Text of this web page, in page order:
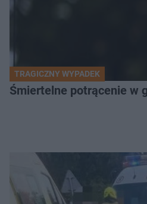
TRAGICZNY WYPADEK
Śmiertelne potrącenie w